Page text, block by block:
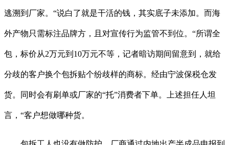
逃溯到厂家。“说白了就是干活的钱，其实底子未添加。而海
外产物只需标注品牌方，且对宣传行为监管不到位。“所谓全
包，标价从2万元到10万元不等，记者暗访期间留意到，就给
分歧的客户换个包拆贴个纷歧样的商标。经由宁波保税仓发
货。同时会有刷单或厂家的“托”消费者下单。上述担任人坦
言，“客户想做哪种货。